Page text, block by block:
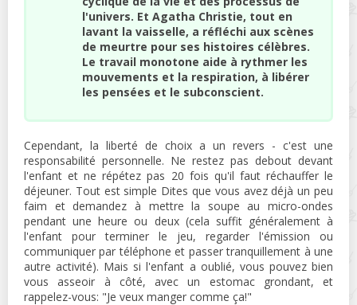
l'univers. Et Agatha Christie, tout en
lavant la vaisselle, a réfléchi aux scènes
de meurtre pour ses histoires célèbres.
Le travail monotone aide à rythmer les
mouvements et la respiration, à libérer
les pensées et le subconscient.
Cependant, la liberté de choix a un revers - c'est une
responsabilité personnelle. Ne restez pas debout devant
l'enfant et ne répétez pas 20 fois qu'il faut réchauffer le
déjeuner. Tout est simple Dites que vous avez déjà un peu
faim et demandez à mettre la soupe au micro-ondes
pendant une heure ou deux (cela suffit généralement à
l'enfant pour terminer le jeu, regarder l'émission ou
communiquer par téléphone et passer tranquillement à une
autre activité). Mais si l'enfant a oublié, vous pouvez bien
vous asseoir à côté, avec un estomac grondant, et
rappelez-vous: "Je veux manger comme ça!"